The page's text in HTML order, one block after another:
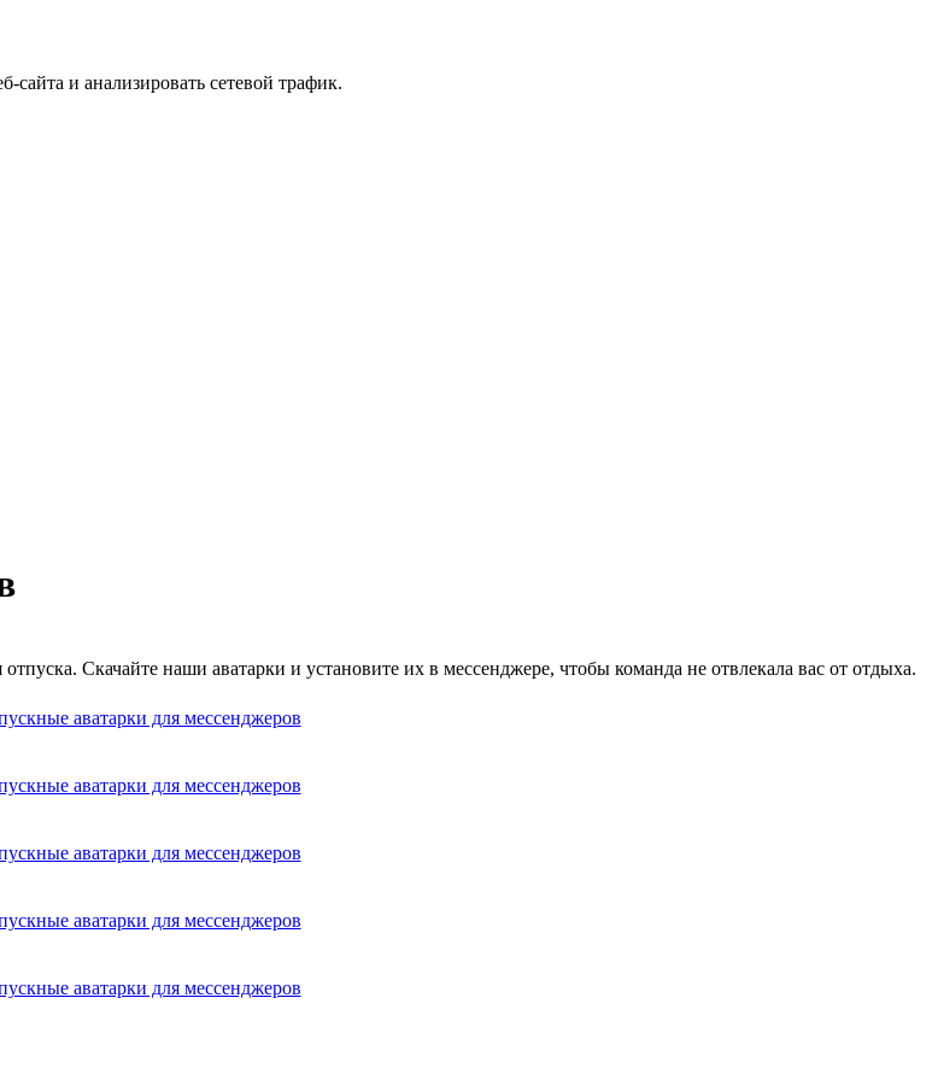
и анализировать сетевой трафик.
отпуска. Скачайте наши аватарки и установите их в мессенджере, чтобы команда не отвлекала вас от отдыха.